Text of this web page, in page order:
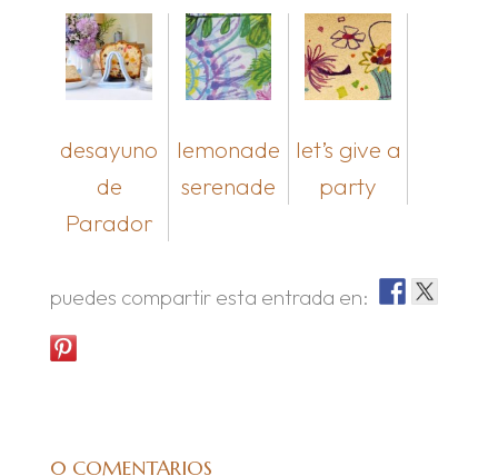
desayuno
de
Parador
lemonade
serenade
let’s give a
party
puedes compartir esta entrada en:
0 COMENTARIOS